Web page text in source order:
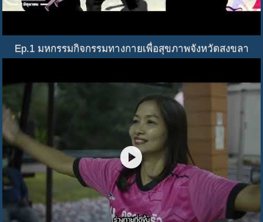
Ep.1 มหกรรมกิจกรรมทางกายเพื่อสุขภาพจังหวัดสงขลา
play_circle